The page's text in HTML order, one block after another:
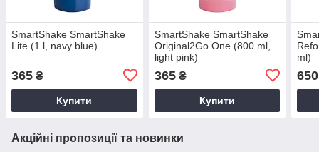
SmartShake SmartShake
Lite (1 l, navy blue)
365 ₴
Купити
SmartShake SmartShake
Original2Go One (800 ml,
light pink)
365₴
Купити
ml)
650
Акційні пропозиції та новинки